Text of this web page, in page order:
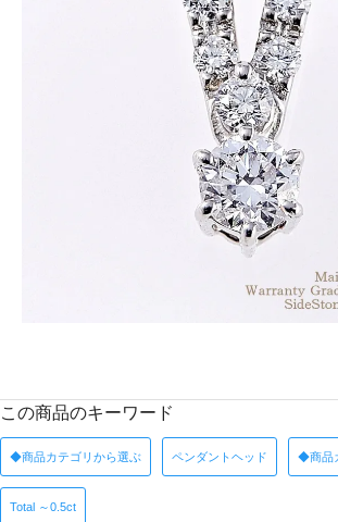
この商品のキーワード
◆商品カテゴリから選ぶ ペンダントヘッド ◆商品
Total ～0.5ct